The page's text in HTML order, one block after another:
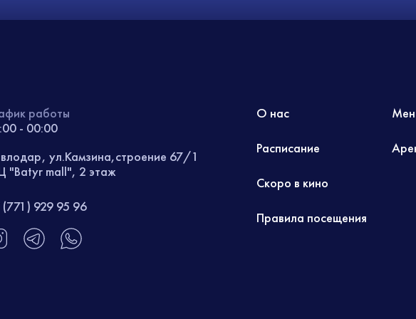
работы
- 00:00
ул.Камзина,строение 67/1
"Batyr mall", 2 этаж
(771) 929 95 96
О нас
Расписание
Скоро в кино
Правила посещения